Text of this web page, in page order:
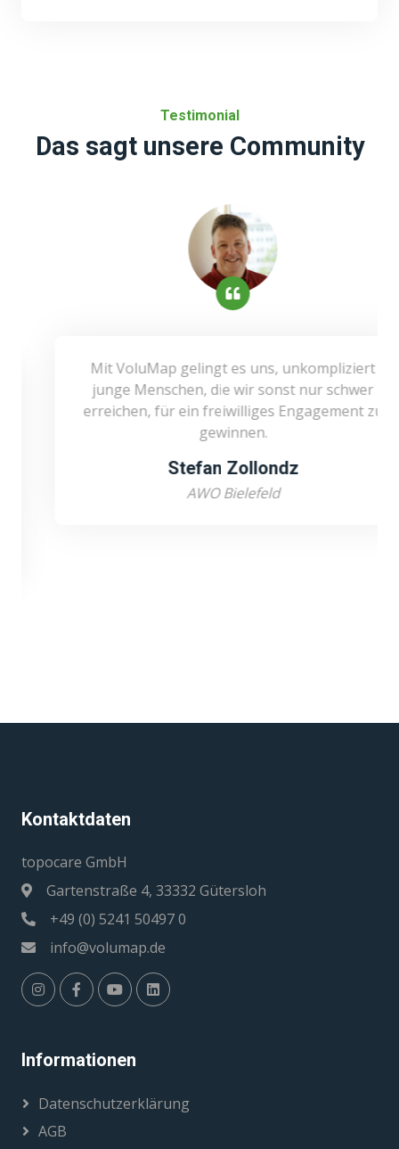
Testimonial
Das sagt unsere Community
Mit VoluMap gelingt es uns, unkompliziert
junge Menschen, die wir sonst nur schwer
erreichen, für ein freiwilliges Engagement zu
gewinnen.
Stefan Zollondz
AWO Bielefeld
Kontaktdaten
topocare GmbH
Gartenstraße 4, 33332 Gütersloh
+49 (0) 5241 50497 0
info@volumap.de
Informationen
Datenschutzerklärung
AGB